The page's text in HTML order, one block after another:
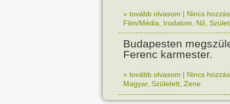
» tovább olvasom | Nincs
Film/Média
Irodalom Nő
Budapesten
Ferenc karmester.
» tovább olvasom | Nincs
Magyar, Született Zene